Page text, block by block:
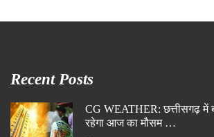
Recent Posts
CG WEATHER: छत्तीसगढ़ में
रहेगा आज का मौसम …